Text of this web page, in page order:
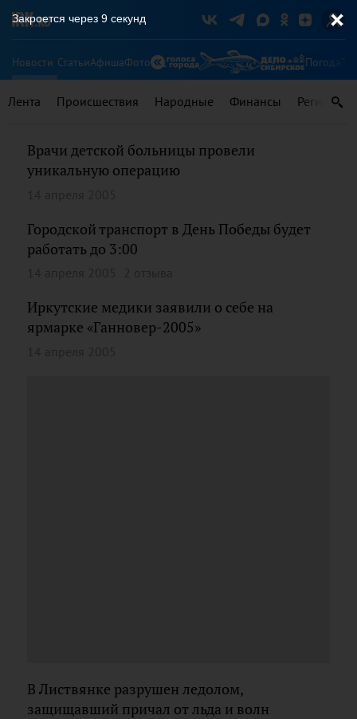
Новости СтатьиАфишаФото Погода
Лента Происшествия Народные Финансы Регионы
Врачи детской больницы провели
уникальную операцию
Городской транспорт в День Победы будет
работать до 3:00
Иркутские медики заявили о себе на
ярмарке «Ганновер-2005»
В Листвянке разрушен ледолом,
защищавший причал от льда и волн
Закроется через 9 секунд